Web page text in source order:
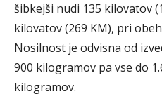
šibkejši nudi 135 kilovatov
kilovatov (269 KM), pri
Nosilnost je odvisna od
900 kilogramov pa vse do
kilogramov.